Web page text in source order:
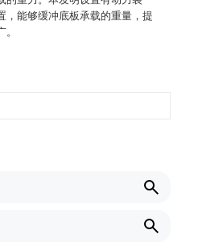
，能够缓冲底板承载的重量，提